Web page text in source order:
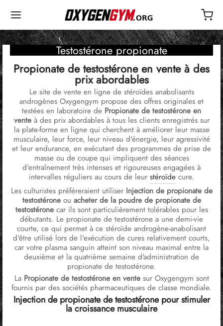
Testostérone propionate
Propionate de testostérone en vente à des
prix abordables
Le site de vente en ligne de stéroïdes anabolisants
androgènes Oxygengym propose des offres originales et
testées en laboratoire de Propionate de testostérone en
vente à des prix abordables à tous les clients enregistrés sur
la plate-forme en ligne qui cherchent à améliorer leur masse
musculaire, leur force, leur niveau d'énergie, leur agressivité
et leur endurance, en exécutant des programmes de prise de
masse ou de coupe qui impliquent des séances
d'entraînement très intenses et rigoureuses engagées à
intervalles réguliers au cours de leur stéroïde cure.
Les culturistes préféreraient utiliser Injection de propionate de
testostéroneou acheter de la poudre de propionate de
testostérone car ils sont particulièrement tolérables pour les
débutants. Le propionate de testostérone a une demi-vie
courte, ce qui permet à ce stéroïde androgène-anabolisant
d'être utilisé lors de l'exécution de cures relativement courts,
car votre plasma sanguin atteint son niveau maximal entre la
deuxième et la quatrième semaine d'administration de
propionate de testostérone.
La Propionate de testostérone en vente sur Oxygengym sont
fournis par des sociétés pharmaceutiques de classe mondiale.
Injection de propionate de testostérone pour stimuler
la croissance musculaire